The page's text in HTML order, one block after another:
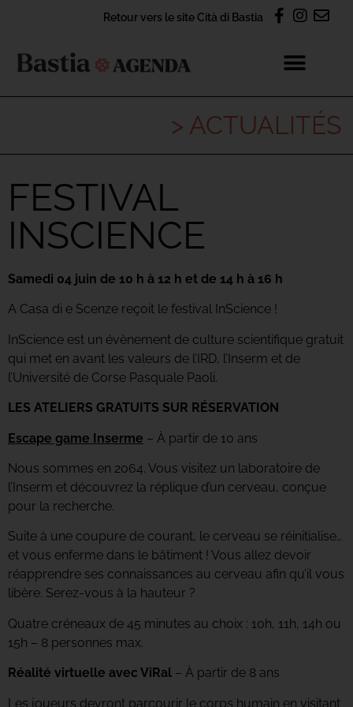
Retour vers le site Cità di Bastia
> ACTUALITÉS
FESTIVAL
INSCIENCE
Samedi 04 juin de 10 h à 12 h et de 14 h à 16 h
A Casa di e Scenze reçoit le festival InScience !
InScience est un évènement de culture scientifique gratuit
qui met en avant les valeurs de l’IRD, l’Inserm et de
l’Université de Corse Pasquale Paoli.
LES ATELIERS GRATUITS SUR RÉSERVATION
Escape game Inserme – À partir de 10 ans
Nous sommes en 2064. Vous visitez un laboratoire de
l’Inserm et découvrez la réplique d’un cerveau, conçue
pour la recherche.
Suite à une coupure de courant, le cerveau se réinitialise…
et vous enferme dans le bâtiment ! Vous allez devoir
réapprendre ses connaissances au cerveau afin qu’il vous
libère. Serez-vous à la hauteur ?
Quatre créneaux de 45 minutes au choix : 10h, 11h, 14h ou
15h – 8 personnes max.
Réalité virtuelle avec ViRal – À partir de 8 ans
Les joueurs devront parcourir le corps humain en visitant